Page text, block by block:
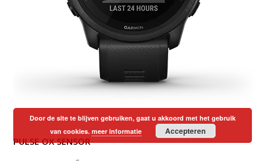
PULSE OX SENSOR
Door de site te blijven gebruiken, gaat u akkoord met het gebruik
van cookies. meer informatie Accepteren